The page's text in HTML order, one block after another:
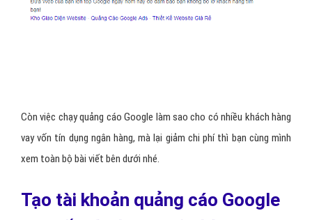
Còn việc chạy quảng cáo Google làm sao cho có nhiều khách hàng
vay vốn tín dụng ngân hàng, mà lại giảm chi phí thì bạn cùng mình
xem toàn bộ bài viết bên dưới nhé.
Tạo tài khoản quảng cáo Google